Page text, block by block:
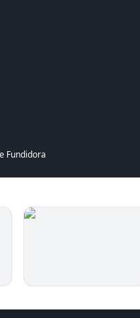
Fundidora